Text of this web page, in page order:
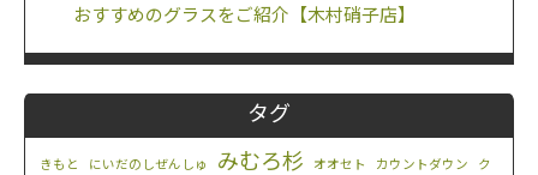
おすすめのグラスをご紹介【木村硝子店】
タグ
きもと にいだのしぜんしゅ みむろ杉 オオセト カウントダウン
ク